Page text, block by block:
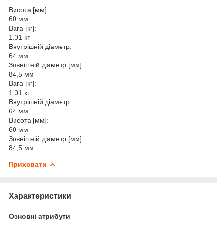
Висота [мм]:
60 мм
Вага [кг]:
1.01 кг
Внутрішній діаметр:
64 мм
Зовнішній діаметр [мм]:
84,5 мм
Вага [кг]:
1,01 кг
Внутрішній діаметр:
64 мм
Висота [мм]:
60 мм
Зовнішній діаметр [мм]:
84,5 мм
Приховати
Характеристики
Основні атрибути